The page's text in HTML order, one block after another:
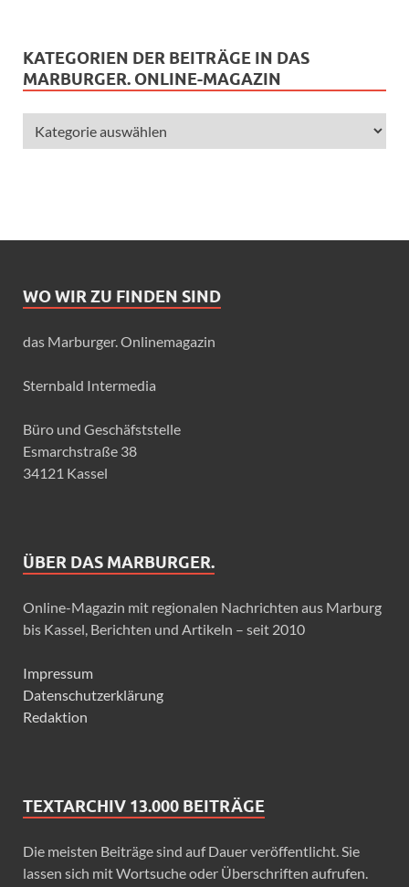
KATEGORIEN DER BEITRÄGE IN DAS
MARBURGER. ONLINE-MAGAZIN
WO WIR ZU FINDEN SIND
das Marburger. Onlinemagazin
Sternbald Intermedia
Büro und Geschäfststelle
Esmarchstraße 38
34121 Kassel
ÜBER DAS MARBURGER.
Online-Magazin mit regionalen Nachrichten aus Marburg
bis Kassel, Berichten und Artikeln – seit 2010
Impressum
Datenschutzerklärung
Redaktion
TEXTARCHIV 13.000 BEITRÄGE
Die meisten Beiträge sind auf Dauer veröffentlicht. Sie
lassen sich mit Wortsuche oder Überschriften aufrufen.